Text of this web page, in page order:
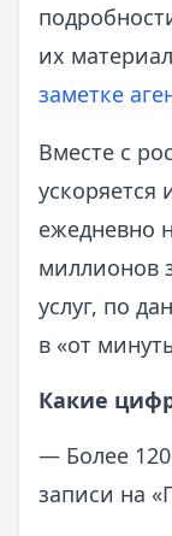
их
заметке
Вместе с
ежедневно
миллионов
услуг, по
в «от
Какие
— Более
записи на